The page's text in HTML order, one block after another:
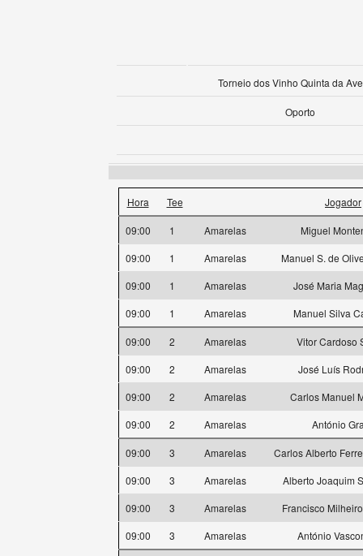
Torneio dos Vinho Quinta da
Oporto
Hora Tee Jogador
09:00 1 Amarelas
Miguel
09:00
1 Amarelas
Manuel S. de
09:00
1 Amarelas
José Maria
09:00
1 Amarelas Manuel Silva
09:00 2 Amarelas
Vitor Cardoso
09:00
2 Amarelas
José Luís
09:00
2 Amarelas
Carlos Manuel
09:00
2 Amarelas António
09:00 3 Amarelas
Carlos Alberto
09:00
3 Amarelas
Alberto Joaquim
09:00
3 Amarelas
Francisco
09:00
3 Amarelas António